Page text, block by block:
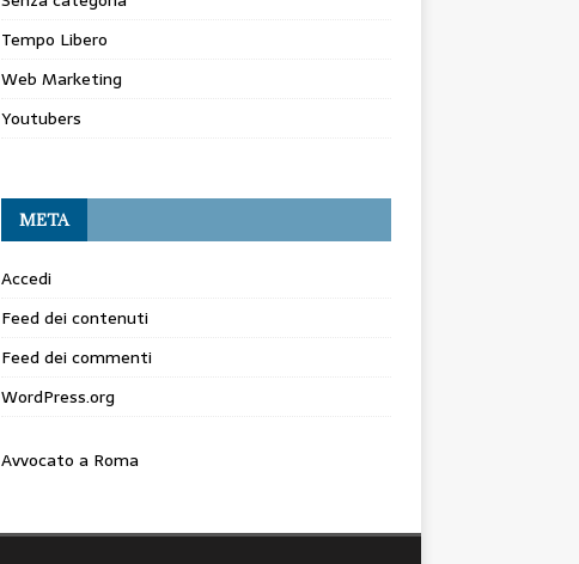
Tempo Libero
Web Marketing
Youtubers
META
Accedi
Feed dei contenuti
Feed dei commenti
WordPress.org
Avvocato a Roma